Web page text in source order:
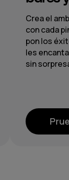
estrella
Nosotros
de las